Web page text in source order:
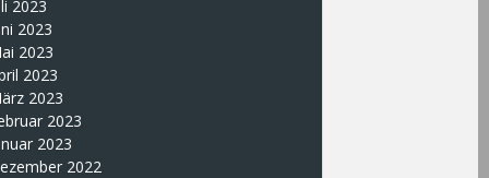
2023
2023
2023
2023
2023
2023
2023
2022